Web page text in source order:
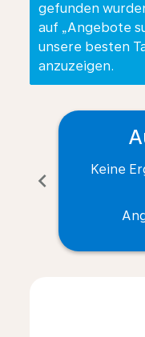
gefunden
auf „Angebote
unsere besten
anzuzeigen.
chevron_left
Keine